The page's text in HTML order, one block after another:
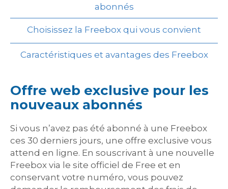
abonnés
Choisissez la Freebox qui vous convient
Caractéristiques et avantages des Freebox
Offre web exclusive pour les
nouveaux abonnés
Si vous n’avez pas été abonné à une Freebox
ces 30 derniers jours, une offre exclusive vous
attend en ligne. En souscrivant à une nouvelle
Freebox via le site officiel de Free et en
conservant votre numéro, vous pouvez